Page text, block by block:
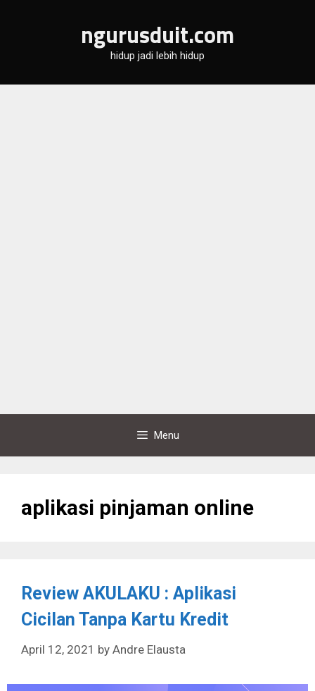
ngurusduit.com
hidup jadi lebih hidup
Menu
aplikasi pinjaman online
Review AKULAKU : Aplikasi
Cicilan Tanpa Kartu Kredit
April 12, 2021 by Andre Elausta